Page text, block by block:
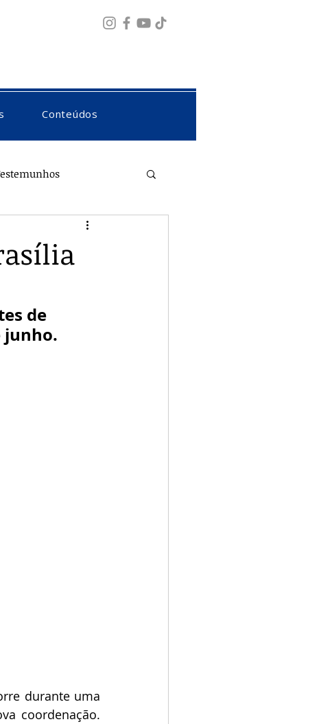
Conteúdos
de
junho.
durante uma
coordenação.